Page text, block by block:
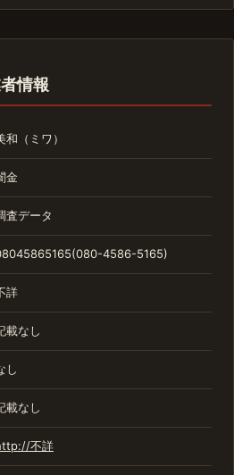
情報
和（ミワ）
金
査データ
4586-5165)
詳
載なし
し
載なし
不詳